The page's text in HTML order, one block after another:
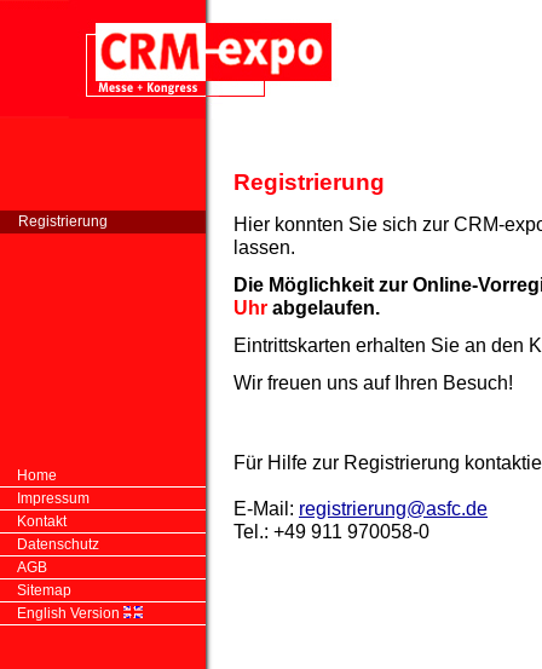
Registrierung
Home
Impressum
Kontakt
Datenschutz
AGB
Sitemap
English Version
Registrierung
Hier konnten Sie sich zur CRM-
lassen.
Die Möglichkeit zur Online-
Uhr abgelaufen.
Eintrittskarten erhalten Sie an den
Wir freuen uns auf Ihren Besuch!
Für Hilfe zur Registrierung
E-Mail: registrierung@asfc.de
Tel.: +49 911 970058-0